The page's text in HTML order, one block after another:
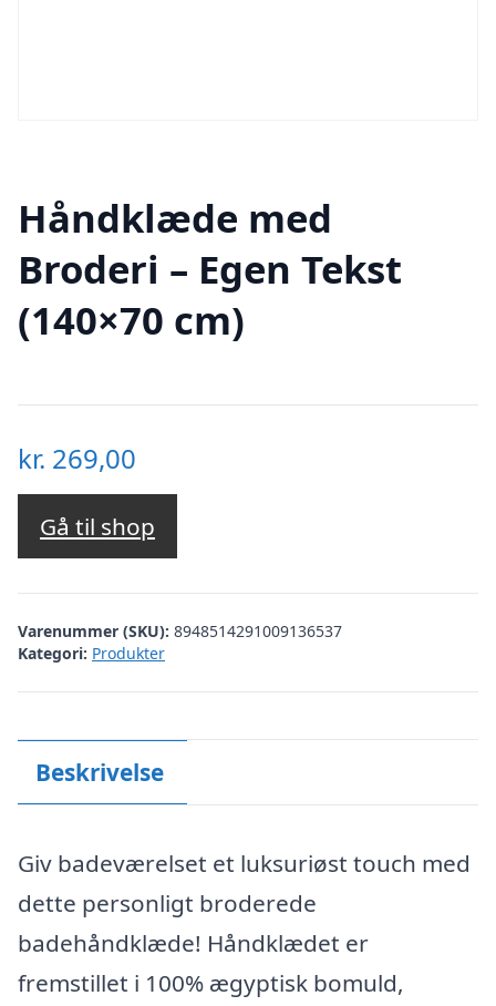
Håndklæde med
Broderi – Egen Tekst
(140×70 cm)
kr. 269,00
Gå til shop
Varenummer (SKU): 8948514291009136537
Kategori: Produkter
Beskrivelse
Giv badeværelset et luksuriøst touch med
dette personligt broderede
badehåndklæde! Håndklædet er
fremstillet i 100% ægyptisk bomuld,